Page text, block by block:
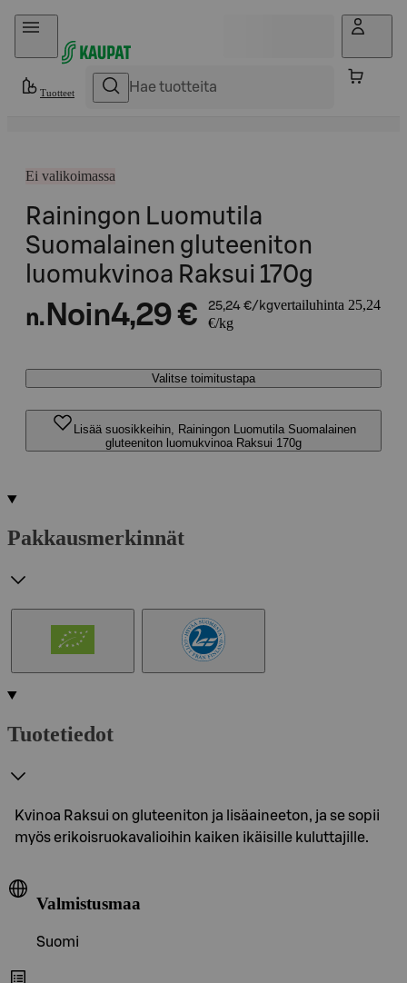
Hyppää sisältöön
Tuotteet
Ei valikoimassa
Rainingon Luomutila
Suomalainen gluteeniton
luomukvinoa Raksui 170g
n. Noin4,29 € 25,24 €/kgvertailuhinta 25,24
€/kg
Valitse toimitustapa
Lisää suosikkeihin, Rainingon Luomutila Suomalainen
gluteeniton luomukvinoa Raksui 170g
Pakkausmerkinnät
Tuotetiedot
Kvinoa Raksui on gluteeniton ja lisäaineeton, ja se sopii
myös erikoisruokavalioihin kaiken ikäisille kuluttajille.
Valmistusmaa
Suomi